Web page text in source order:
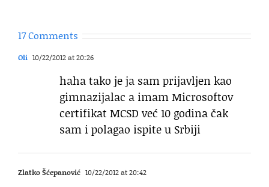
17 Comments
Oli 10/22/2012 at 20:26
haha tako je ja sam prijavljen kao
gimnazijalac a imam Microsoftov
certifikat MCSD već 10 godina čak
sam i polagao ispite u Srbiji
Zlatko Šćepanović 10/22/2012 at 20:42